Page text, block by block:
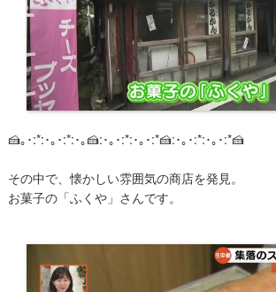
🍰｡･:*:･｡･:*:･｡🍰:･｡･:*:･｡･:*🍰:･｡･:*:･｡･:*🍰
その中で、懐かしい雰囲気の商店を発見。
お菓子の「ふくや」さんです。